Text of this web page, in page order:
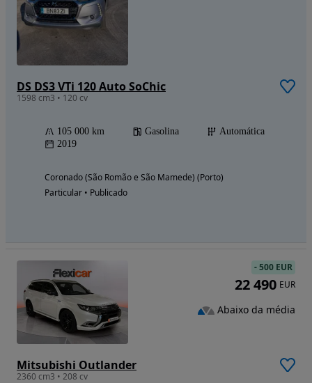
DS DS3 VTi 120 Auto SoChic
1598 cm3 • 120 cv
105 000 km Gasolina
Automática
2019
Coronado (São Romão e São Mamede) (Porto)
Particular • Publicado
Mitsubishi Outlander
2360 cm3 • 208 cv
-500 EUR
22 490 EUR
Abaixo da média